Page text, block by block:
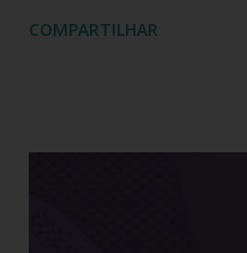
tanto do calor quanto do
será molhado e exposto
encolher de 1 a 2 cm. A
utilizar o chinelo adquirido
COMPARTILHAR